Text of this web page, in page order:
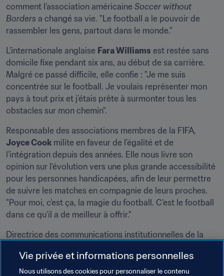
comment l’association américaine Soccer without
Borders a changé sa vie. "Le football a le pouvoir de
rassembler les gens, partout dans le monde."
L’internationale anglaise Fara Williams est restée sans
domicile fixe pendant six ans, au début de sa carrière.
Malgré ce passé difficile, elle confie : "Je me suis
concentrée sur le football. Je voulais représenter mon
pays à tout prix et j’étais prête à surmonter tous les
obstacles sur mon chemin".
Joyce Cook milite en faveur de l’égalité et de
l’intégration depuis des années. Elle nous livre son
opinion sur l’évolution vers une plus grande accessibilité
pour les personnes handicapées, afin de leur permettre
de suivre les matches en compagnie de leurs proches.
"Pour moi, c’est ça, la magie du football. C’est le football
dans ce qu’il a de meilleur à offrir."
Directrice des communications institutionnelles de la
l’égalité et l’intégration, Honey Thaljieh évoque ce
langage universel qu’est le football : "Il ouvre de
Vie privée et informations personnelles
Nous utilisons des cookies pour personnaliser le contenu